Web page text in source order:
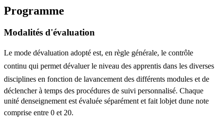
Programme
Modalités d'évaluation
Le mode dévaluation adopté est, en règle générale, le contrôle
continu qui permet dévaluer le niveau des apprentis dans les diverses
disciplines en fonction de lavancement des différents modules et de
déclencher à temps des procédures de suivi personnalisé. Chaque
unité denseignement est évaluée séparément et fait lobjet dune note
comprise entre 0 et 20.